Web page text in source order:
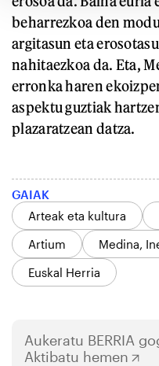
beharrezkoa den
argitasun eta
nahitaezkoa da. Eta,
erronka haren
aspektu guztiak
plazaratzean datza.
GAIAK
Arteak eta kultura
Artium
Medina,
Euskal Herria
Aukeratu BERRIA
Aktibatu hemen